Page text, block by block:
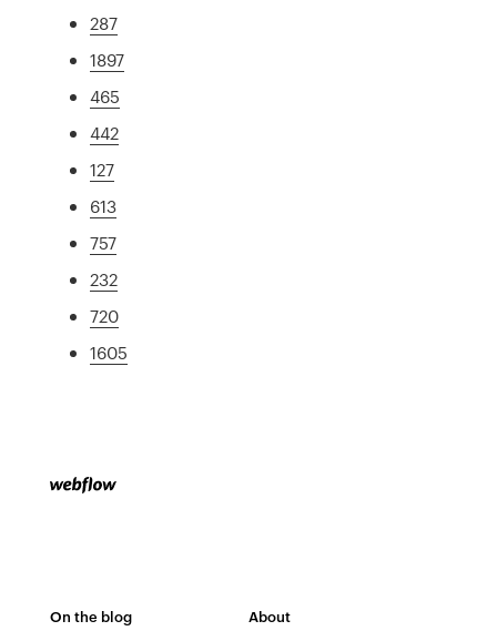
287
1897
465
442
127
613
757
232
720
1605
On the blog About